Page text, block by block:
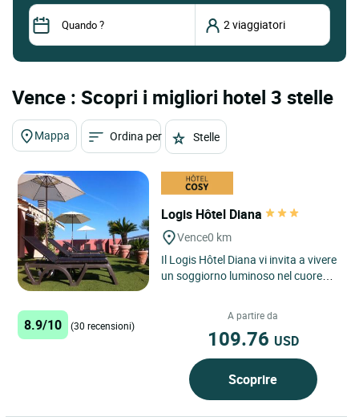
Vence : Scopri i migliori hotel 3 stelle
Mappa Ordina per Stelle
Logis Hôtel Diana
Vence0 km
Il Logis Hôtel Diana vi invita a vivere
un soggiorno luminoso nel cuore
8.9/10 (30 recensioni)
A partire da
109.76 USD
Scoprire